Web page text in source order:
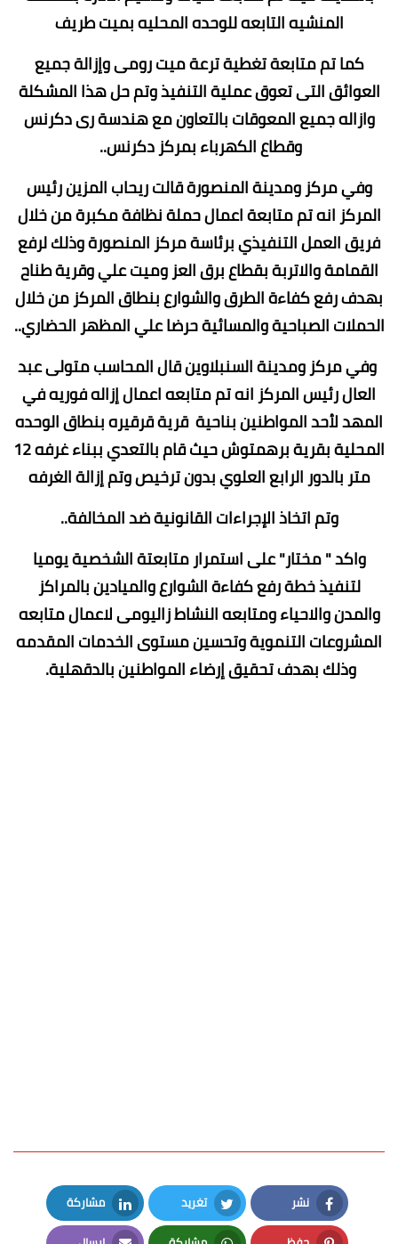
المنشيه التابعه للوحده المحليه بميت طريف
كما تم متابعة تغطية ترعة ميت رومى وإزالة جميع
العوائق التى تعوق عملية التنفيذ وتم حل هذا المشكلة
وازاله جميع المعوقات بالتعاون مع هندسة رى دكرنس
وقطاع الكهرباء بمركز دكرنس..
وفي مركز ومدينة المنصورة قالت ريحاب المزين رئيس
المركز انه تم متابعة اعمال حملة نظافة مكبرة من خلال
فريق العمل التنفيذي برئاسة مركز المنصورة وذلك لرفع
القمامة والاتربة بقطاع برق العز وميت علي وقرية طناح
بهدف رفع كفاءة الطرق والشوارع بنطاق المركز من خلال
الحملات الصباحية والمسائية حرضا علي المظهر الحضاري..
وفي مركز ومدينة السنبلاوين قال المحاسب متولى عبد
العال رئيس المركز انه تم متابعه اعمال إزاله فوريه في
المهد لأحد المواطنين بناحية قرية قرقيره بنطاق الوحده
المحلية بقرية برهمتوش حيث قام بالتعدي ببناء غرفه 12
متر بالدور الرابع العلوي بدون ترخيص وتم إزالة الغرفه
وتم اتخاذ الإجراءات القانونية ضد المخالفة..
واكد " مختار" على استمرار متابعتة الشخصية يوميا
لتنفيذ خطة رفع كفاءة الشوارع والميادين بالمراكز
والمدن والاحياء ومتابعه النشاط زاليومى لاعمال متابعه
المشروعات التنموية وتحسين مستوى الخدمات المقدمه
وذلك بهدف تحقيق إرضاء المواطنين بالدقهلية.
نشر
Facebook
تغريد
Twitter
مشاركة
LinkedIn